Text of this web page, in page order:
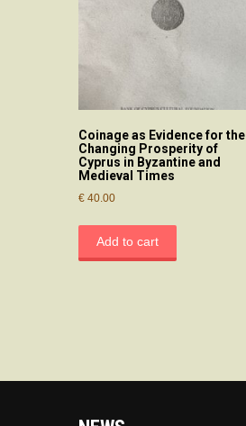
Coinage as Evidence for the
Changing Prosperity of
Cyprus in Byzantine and
Medieval Times
€ 40.00
Add to cart